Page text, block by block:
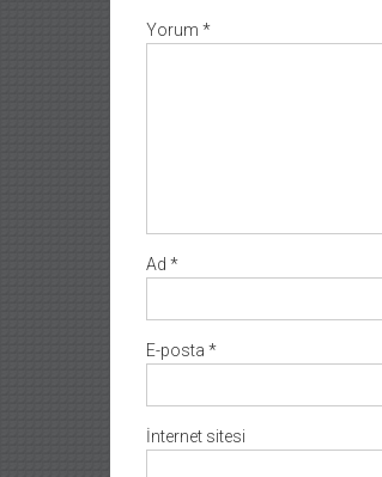
Yorum *
Ad *
E-posta *
İnternet sitesi